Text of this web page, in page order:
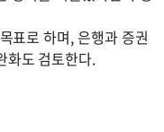
표로 하며, 은행과 증권
화도 검토한다.